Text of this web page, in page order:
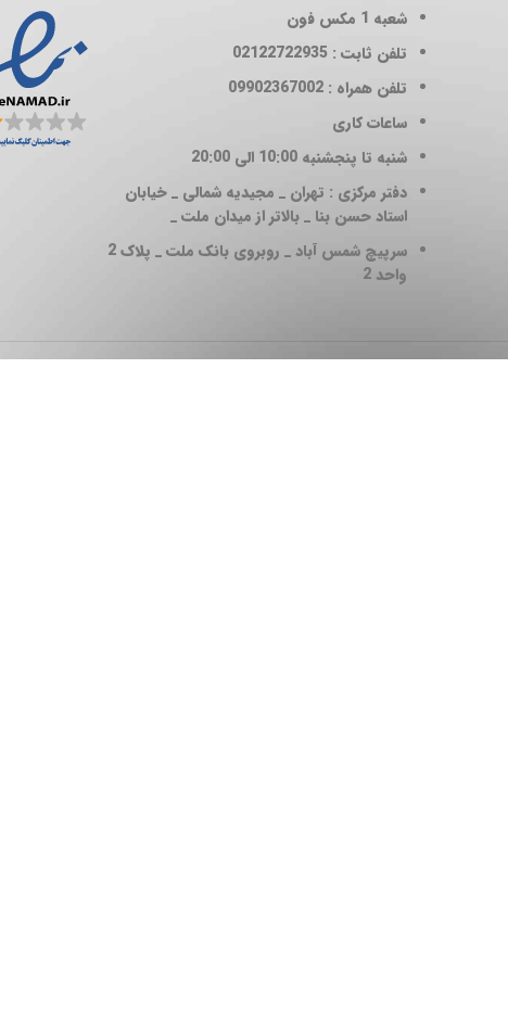
شعبه 1
مکس فون
تلفن ثابت : 02122722935
تلفن همراه : 09902367002
ساعات کاری
شنبه تا پنجشنبه 10:00 الی 20:00
دفتر مرکزی : تهران _ مجیدیه شمالی _ خیابان
استاد حسن بنا _ بالاتر از میدان ملت _
سرپیچ شمس آباد _ روبروی بانک ملت _ پلاک 2
واحد 2